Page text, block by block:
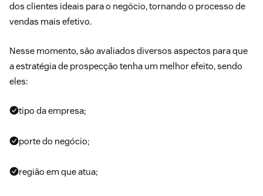
dos clientes ideais para o negócio, tornando o processo de
vendas mais efetivo.
Nesse momento, são avaliados diversos aspectos para que
a estratégia de prospecção tenha um melhor efeito, sendo
eles:
tipo da empresa;
porte do negócio;
região em que atua;